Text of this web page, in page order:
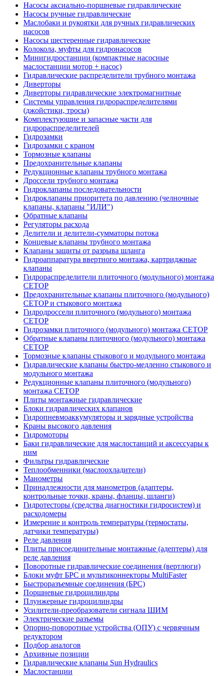
Насосы аксиально-поршневые гидравлические
Насосы ручные гидравлические
Маслобаки и рукоятки для ручных гидравлических
насосов
Насосы шестеренные гидравлические
Колокола, муфты для гидронасосов
Минигидростанции (компактные насосные
маслостанции мотор + насос)
Гидравлические распределители трубного монтажа
Диверторы
Диверторы гидравлические электромагнитные
Системы управления гидрораспределителями
(джойстики, тросы)
Комплектующие и запасные части для
гидрораспределителей
Гидрозамки
Гидрозамки с краном
Тормозные клапаны
Предохранительные клапаны
Редукционные клапаны трубного монтажа
Дроссели трубного монтажа
Гидроклапаны последовательности
Гидроклапаны приоритета по давлению (челночные
клапаны, клапаны "ИЛИ")
Обратные клапаны
Регуляторы расхода
Делители и делители-сумматоры потока
Концевые клапаны трубного монтажа
Клапаны защиты от разрыва шланга
Гидроаппаратура ввертного монтажа, картриджные
клапаны
Гидрораспределители плиточного (модульного) монтажa
CETOP
Предохранительные клапаны плиточного (модульного)
CETOP и стыкового монтажа
Гидродроссели плиточного (модульного) монтажа
CETOP
Гидрозамки плиточного (модульного) монтажа CETOP
Обратные клапаны плиточного (модульного) монтажа
CETOP
Тормозные клапаны стыкового и модульного монтажа
Гидравлические клапаны быстро-медленно стыкового и
модульного монтажа
Редукционные клапаны плиточного (модульного)
монтажа CETOP
Плиты монтажные гидравлические
Блоки гидравлических клапанов
Гидропневмоаккумуляторы и зарядные устройства
Краны высокого давления
Гидромоторы
Баки гидравлические для маслостанций и аксессуары к
ним
Фильтры гидравлические
Теплообменники (маслоохладители)
Манометры
Принадлежности для манометров (адаптеры,
контрольные точки, краны, фланцы, шланги)
Гидротесторы (средства диагностики гидросистем) и
расходомеры
Измерение и контроль температуры (термостаты,
датчики температуры)
Реле давления
Плиты присоединительные монтажные (адептеры) для
реле давления
Поворотные гидравлические соединения (вертлюги)
Блоки муфт БРС и мультиконнекторы MultiFaster
Быстроразъемные соединения (БРС)
Поршневые гидроцилиндры
Плунжерные гидроцилиндры
Усилители-преобразователи сигнала ШИМ
Электрические разъемы
Опорно-поворотные устройства (ОПУ) с червячным
редуктором
Подбор аналогов
Архивные позиции
Гидравлические клапаны Sun Hydraulics
Маслостанции